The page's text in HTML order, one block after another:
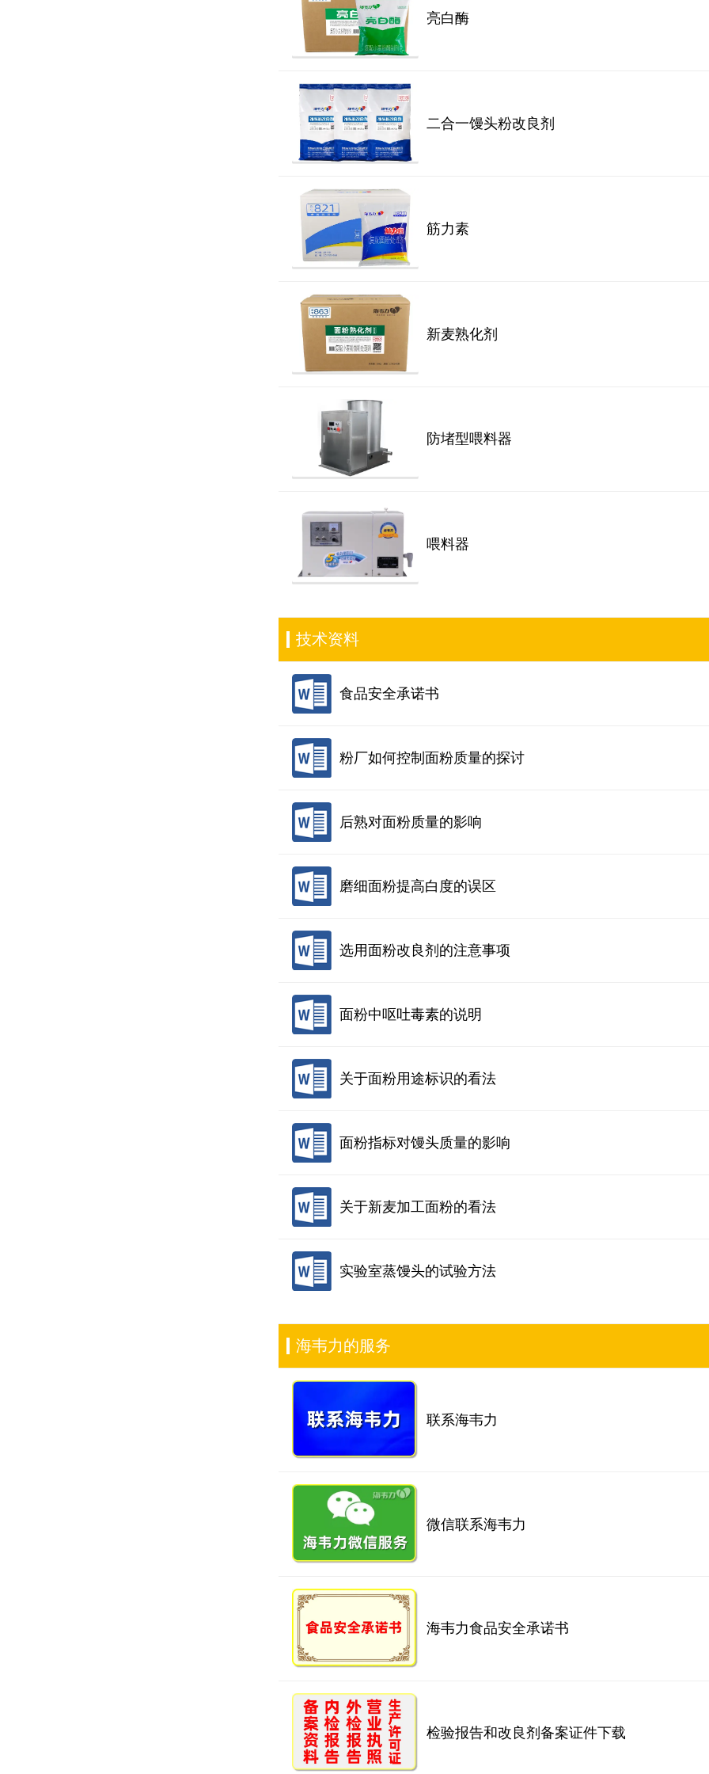
亮白酶
二合一馒头粉改良剂
筋力素
新麦熟化剂
防堵型喂料器
喂料器
技术资料
食品安全承诺书
粉厂如何控制面粉质量的探讨
后熟对面粉质量的影响
磨细面粉提高白度的误区
选用面粉改良剂的注意事项
面粉中呕吐毒素的说明
关于面粉用途标识的看法
面粉指标对馒头质量的影响
关于新麦加工面粉的看法
实验室蒸馒头的试验方法
海韦力的服务
联系海韦力
微信联系海韦力
海韦力食品安全承诺书
检验报告和改良剂备案证件下载